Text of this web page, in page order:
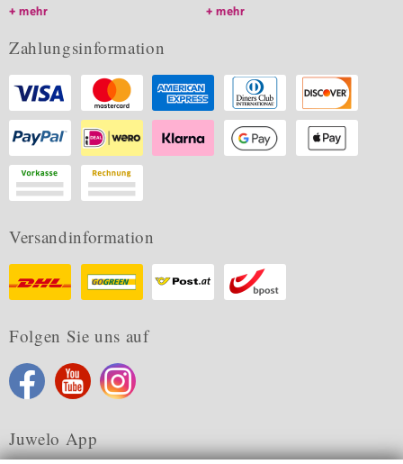
mehr
mehr
Zahlungsinformation
Versandinformation
Folgen Sie uns auf
Juwelo App